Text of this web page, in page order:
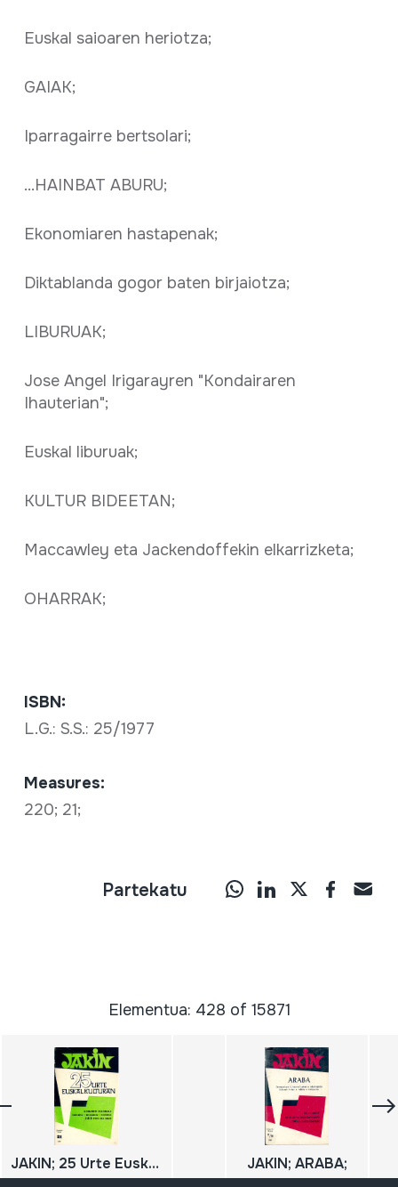
Euskal saioaren heriotza;
GAIAK;
Iparragairre bertsolari;
...HAINBAT ABURU;
Ekonomiaren hastapenak;
Diktablanda gogor baten birjaiotza;
LIBURUAK;
Jose Angel Irigarayren "Kondairaren
Ihauterian";
Euskal liburuak;
KULTUR BIDEETAN;
Maccawley eta Jackendoffekin elkarrizketa;
OHARRAK;
ISBN:
L.G.: S.S.: 25/1977
Measures:
220; 21;
Partekatu
Elementua: 428 of 15871
JAKIN; 25 Urte Euskal Kulturan; JAKIN; ARABA;